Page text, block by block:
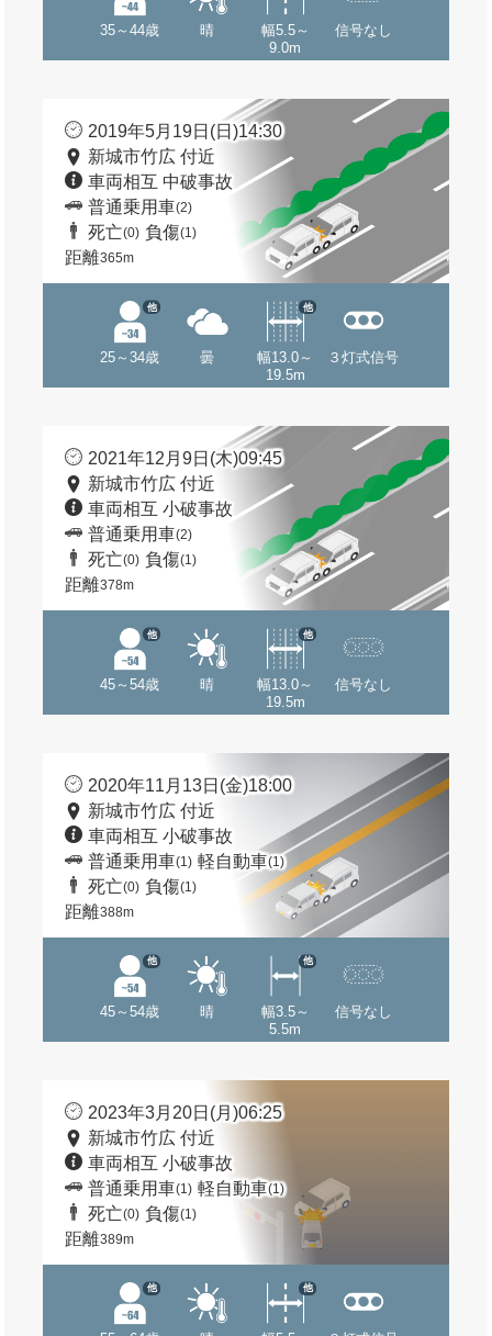
35～44歳 晴
幅5.5～
9.0m
信号なし
2019年5月19日(日)14:30
新城市竹広 付近
車両相互 中破事故
普通乗用車(2)
死亡(0) 負傷(1)
距離365m
25～34歳
他
曇
幅13.0～
19.5m
他
３灯式信号
2021年12月9日(木)09:45
新城市竹広 付近
車両相互 小破事故
普通乗用車(2)
死亡(0) 負傷(1)
距離378m
45～54歳
他
晴
幅13.0～
19.5m
他
信号なし
2020年11月13日(金)18:00
新城市竹広 付近
車両相互 小破事故
普通乗用車(1) 軽自動車(1)
死亡(0) 負傷(1)
距離388m
45～54歳
他
晴
幅3.5～
5.5m
他
信号なし
2023年3月20日(月)06:25
新城市竹広 付近
車両相互 小破事故
普通乗用車(1) 軽自動車(1)
死亡(0) 負傷(1)
距離389m
他 他